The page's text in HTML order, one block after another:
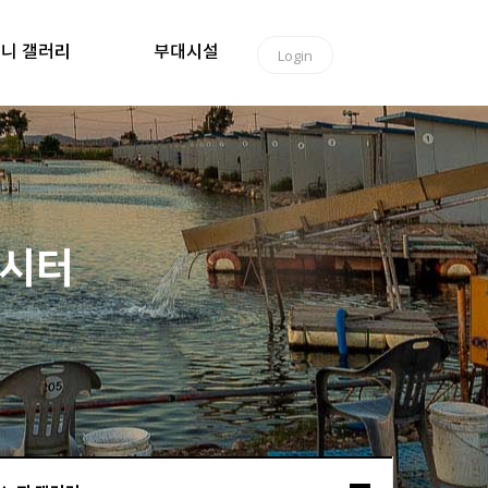
갤러리 부대시설 Login
터